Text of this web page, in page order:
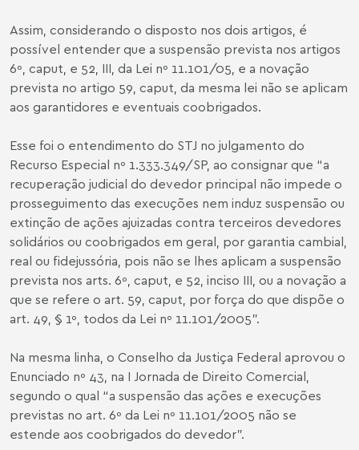
Assim, considerando o disposto nos dois artigos, é
possível entender que a suspensão prevista nos artigos
6º, caput, e 52, III, da Lei nº 11.101/05, e a novação
prevista no artigo 59, caput, da mesma lei não se aplicam
aos garantidores e eventuais coobrigados.
Esse foi o entendimento do STJ no julgamento do
Recurso Especial nº 1.333.349/SP, ao consignar que “a
recuperação judicial do devedor principal não impede o
prosseguimento das execuções nem induz suspensão ou
extinção de ações ajuizadas contra terceiros devedores
solidários ou coobrigados em geral, por garantia cambial,
real ou fidejussória, pois não se lhes aplicam a suspensão
prevista nos arts. 6º, caput, e 52, inciso III, ou a novação a
que se refere o art. 59, caput, por força do que dispõe o
art. 49, § 1º, todos da Lei nº 11.101/2005".
Na mesma linha, o Conselho da Justiça Federal aprovou o
Enunciado nº 43, na I Jornada de Direito Comercial,
segundo o qual “a suspensão das ações e execuções
previstas no art. 6º da Lei nº 11.101/2005 não se
estende aos coobrigados do devedor”.